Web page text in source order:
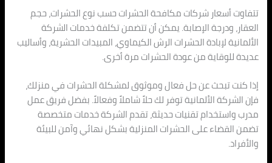
تتفاوت أسعار شركات مكافحة الحشرات حسب نوع الحشرات، حجم
العقار، ودرجة الإصابة. يمكن أن تتضمن تكلفة خدمات الشركة
الألمانية لإبادة الحشرات الرش الكيماوي، المبيدات الحشرية، وأساليب
عديدة للوقاية من عودة الحشرات مرة أخرى.
إذا كنت تبحث عن حل فعال وموثوق لمشكلة الحشرات في منزلك،
فإن الشركة الألمانية توفر لك حلاً شاملاً وفعالاً. بفضل فريق عمل
مدرب واستخدام تقنيات حديثة، تقدم الشركة خدمات متخصصة
تضمن القضاء على الحشرات المنزلية بشكل نهائي وآمن للبيئة
والأفراد.